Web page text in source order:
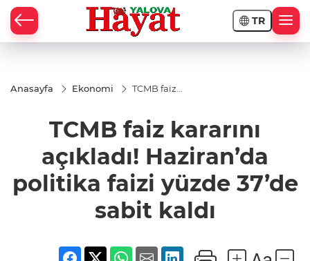
TR
Anasayfa Ekonomi
TCMB faiz
Haziran’da
politika
37’de sabit
kaldı
TCMB faiz kararını
açıkladı! Haziran’da
politika faizi yüzde 37’de
sabit kaldı